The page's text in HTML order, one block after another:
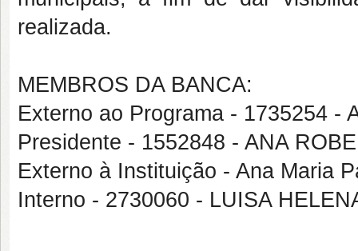
realizada.
MEMBROS DA BANCA:
Externo ao Programa - 1735254 -
Presidente - 1552848 - ANA
Externo à Instituição - Ana Maria
Interno - 2730060 - LUISA